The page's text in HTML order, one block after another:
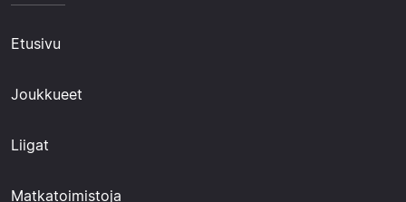
Etusivu
Joukkueet
Liigat
Matkatoimistoja